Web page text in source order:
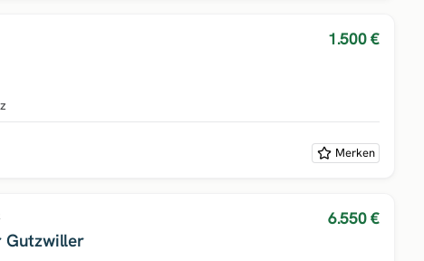
1.500 €
Merken
Gutzwiller
6.550 €